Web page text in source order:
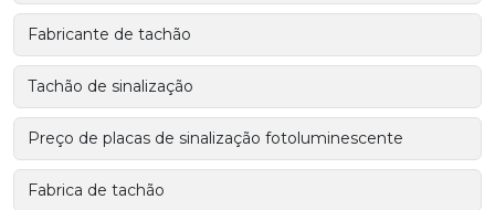
Fabricante de tachão
Tachão de sinalização
Preço de placas de sinalização fotoluminescente
Fabrica de tachão